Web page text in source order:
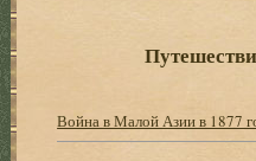
Война в Малой Азии в 1877